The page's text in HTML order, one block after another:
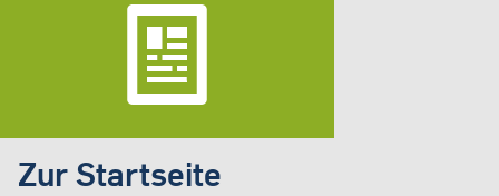
Zur Startseite